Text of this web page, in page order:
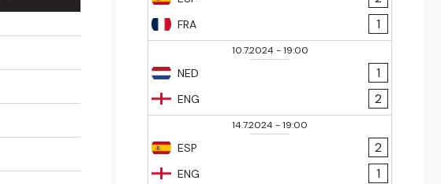
FRA
1
10.7.2024-19:00
NED
ENG
1
2
14.7.2024-19:00
ESP
ENG
2
1